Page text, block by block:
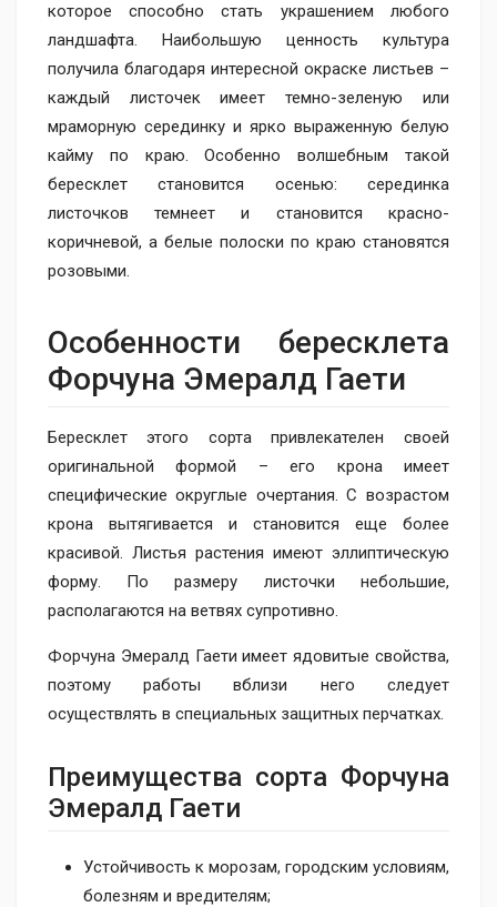
которое способно стать украшением любого
ландшафта. Наибольшую ценность культура
получила благодаря интересной окраске листьев –
каждый листочек имеет темно-зеленую или
мраморную серединку и ярко выраженную белую
кайму по краю. Особенно волшебным такой
бересклет становится осенью: серединка
листочков темнеет и становится красно-
коричневой, а белые полоски по краю становятся
розовыми.
Особенности бересклета
Форчуна Эмералд Гаети
Бересклет этого сорта привлекателен своей
оригинальной формой – его крона имеет
специфические округлые очертания. С возрастом
крона вытягивается и становится еще более
красивой. Листья растения имеют эллиптическую
форму. По размеру листочки небольшие,
располагаются на ветвях супротивно.
Форчуна Эмералд Гаети имеет ядовитые свойства,
поэтому работы вблизи него следует
осуществлять в специальных защитных перчатках.
Преимущества сорта Форчуна
Эмералд Гаети
Устойчивость к морозам, городским условиям,
болезням и вредителям;